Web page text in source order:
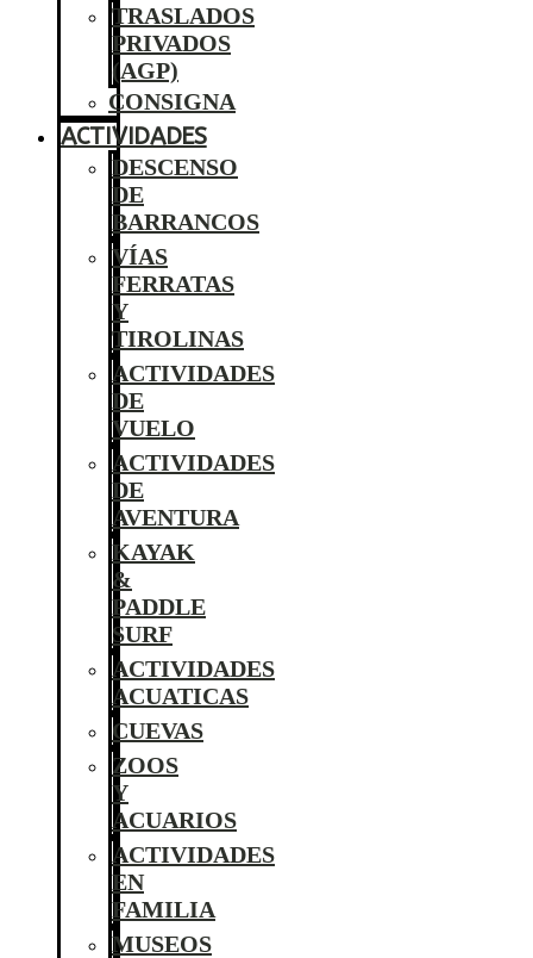
TRASLADOS
PRIVADOS
(AGP)
CONSIGNA
ACTIVIDADES
DESCENSO
DE
BARRANCOS
VÍAS
FERRATAS
Y
TIROLINAS
ACTIVIDADES
DE
VUELO
ACTIVIDADES
DE
AVENTURA
KAYAK
&
PADDLE
SURF
ACTIVIDADES
ACUATICAS
CUEVAS
ZOOS
Y
ACUARIOS
ACTIVIDADES
EN
FAMILIA
MUSEOS